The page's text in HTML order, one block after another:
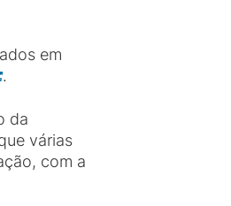
em
.
da
várias
com a